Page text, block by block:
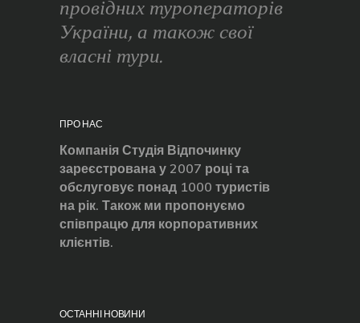
провідних туроператорів
України, а також свої
власні тури.
ПРО НАС
Компанія Студія Відпочинку
зареєстрована у 2007 році та
обслуговує понад 1000 туристів
на рік. Також ми пропонуємо
співпрацю для корпоративних
клієнтів.
ОСТАННІ НОВИНИ